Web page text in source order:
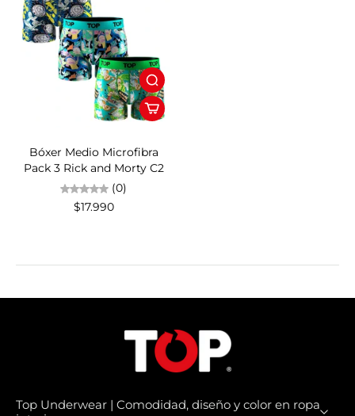
Bóxer Medio Microfibra
Pack 3 Rick and Morty C2
(0)
$17.990
Top Underwear | Comodidad, diseño y color en ropa